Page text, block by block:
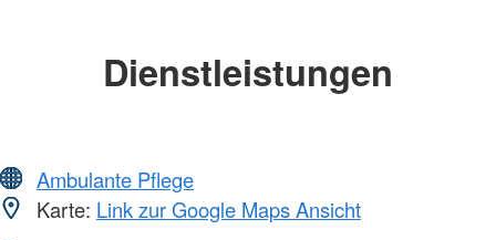
Dienstleistungen
Ambulante Pflege
Karte: Link zur Google Maps Ansicht